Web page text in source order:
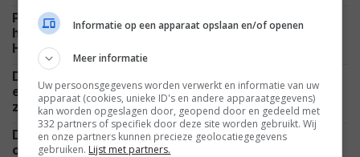
Psychologische dramathriller 'Mother Mary' staat
heel snel online: visueel spektakel met Anne
Hathaway
Denise Richards verbouwde haar complete gezicht
en onthult nu de schokkende lijst met operaties die
ze ondergingCELEBRITY
De grote schurk van de Nintendo-film 'The Legend
of Zelda' is eindelijk gecast: de volgende Sauron?
Informatie op een apparaat opslaan en/of openen
Meer informatie
Uw persoonsgegevens worden verwerkt en informatie van uw
apparaat (cookies, unieke ID's en andere apparaatgegevens)
kan worden opgeslagen door, geopend door en gedeeld met
332 partners of specifiek door deze site worden gebruikt. Wij
en onze partners kunnen precieze geolocatiegegevens
gebruiken. Lijst met partners.